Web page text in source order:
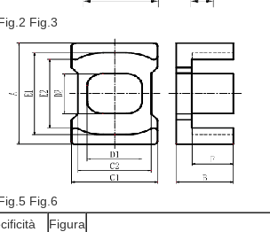
Fig.3
Fig.6
Figura